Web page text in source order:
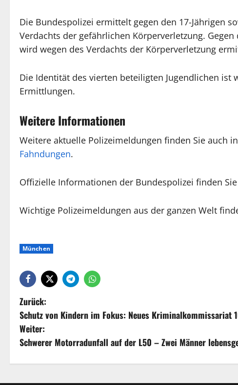
Die Bundespolizei ermittelt gegen den 17-Jährigen
Verdachts der gefährlichen Körperverletzung.
wird wegen des Verdachts der Körperverletzung
Die Identität des vierten beteiligten Jugendlichen ist
Ermittlungen.
Weitere Informationen
Weitere aktuelle Polizeimeldungen finden Sie auch
Fahndungen.
Offizielle Informationen der Bundespolizei finden
Wichtige Polizeimeldungen aus der ganzen Welt
München
Zurück:
Schutz von Kindern im Fokus: Neues Kriminalkommissariat
Weiter:
Schwerer Motorradunfall auf der L50 – Zwei Männer